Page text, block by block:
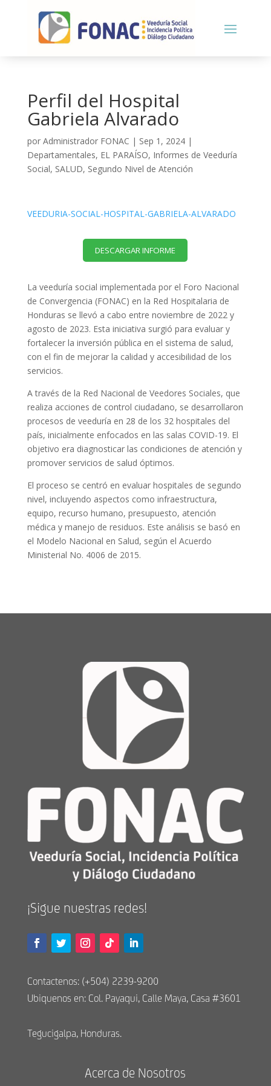
Perfil del Hospital
Gabriela Alvarado
por Administrador FONAC | Sep 1, 2024|
Departamentales, EL PARAÍSO, Informes de Veeduría
Social, SALUD, Segundo Nivel de Atención
VEEDURIA-SOCIAL-HOSPITAL-GABRIELA-ALVARADO
DESCARGAR INFORME
La veeduría social implementada por el Foro Nacional
de Convergencia (FONAC) en la Red Hospitalaria de
Honduras se llevó a cabo entre noviembre de 2022 y
agosto de 2023. Esta iniciativa surgió para evaluar y
fortalecer la inversión pública en el sistema de salud,
con el fin de mejorar la calidad y accesibilidad de los
servicios.
A través de la Red Nacional de Veedores Sociales, que
realiza acciones de control ciudadano, se desarrollaron
procesos de veeduría en 28 de los 32 hospitales del
país, inicialmente enfocados en las salas COVID-19. El
objetivo era diagnosticar las condiciones de atención y
promover servicios de salud óptimos.
El proceso se centró en evaluar hospitales de segundo
nivel, incluyendo aspectos como infraestructura,
equipo, recurso humano, presupuesto, atención
médica y manejo de residuos. Este análisis se basó en
el Modelo Nacional en Salud, según el Acuerdo
Ministerial No. 4006 de 2015.
¡Sigue nuestras redes!
Contactenos: (+504) 2239-9200
Ubiquenos en: Col. Payaqui, Calle Maya, Casa #3601
Tegucigalpa, Honduras.
Acerca de Nosotros